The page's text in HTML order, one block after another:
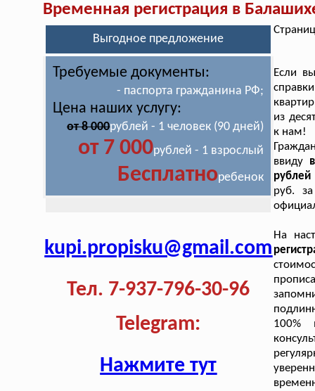
Временная регистрация в
Выгодное предложение
Требуемые документы:
- паспорта гражданина РФ;
Цена наших услугу:
от 8 000рублей - 1 человек (90 дней)
от 7 000рублей - 1 взрослый
Бесплатноребенок
kupi.propisku@gmail.com
Тел. 7-937-796-30-96
Telegram:
Нажмите тут
Если
из
к нам!
ввиду
руб.
На
100%